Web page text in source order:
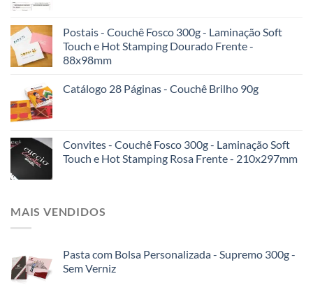
Postais - Couchê Fosco 300g - Laminação Soft
Touch e Hot Stamping Dourado Frente -
88x98mm
Catálogo 28 Páginas - Couchê Brilho 90g
Convites - Couchê Fosco 300g - Laminação Soft
Touch e Hot Stamping Rosa Frente - 210x297mm
MAIS VENDIDOS
Pasta com Bolsa Personalizada - Supremo 300g -
Sem Verniz